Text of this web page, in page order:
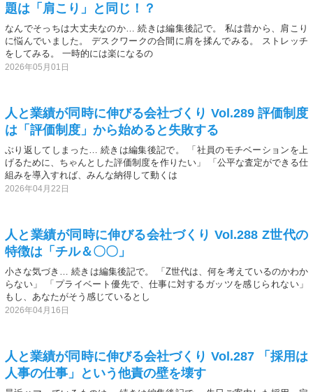
題は「肩こり」と同じ！？
なんでそっちは大丈夫なのか… 続きは編集後記で。 私は昔から、肩こり
に悩んでいました。 デスクワークの合間に肩を揉んでみる。 ストレッチ
をしてみる。 一時的には楽になるの
2026年05月01日
人と業績が同時に伸びる会社づくり Vol.289 評価制度
は「評価制度」から始めると失敗する
ぶり返してしまった… 続きは編集後記で。 「社員のモチベーションを上
げるために、ちゃんとした評価制度を作りたい」 「公平な査定ができる仕
組みを導入すれば、みんな納得して動くは
2026年04月22日
人と業績が同時に伸びる会社づくり Vol.288 Z世代の
特徴は「チル＆〇〇」
小さな気づき… 続きは編集後記で。 「Z世代は、何を考えているのかわか
らない」 「プライベート優先で、仕事に対するガッツを感じられない」
もし、あなたがそう感じているとし
2026年04月16日
人と業績が同時に伸びる会社づくり Vol.287 「採用は
人事の仕事」という他責の壁を壊す